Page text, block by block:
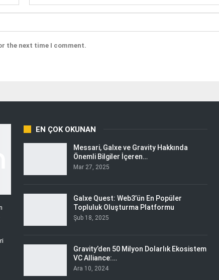
the next time I comment.
EN ÇOK OKUNAN
Messari, Galxe ve Gravity Hakkında
Önemli Bilgiler İçeren…
Mar 27, 2025
Galxe Quest: Web3’ün En Popüler
Topluluk Oluşturma Platformu
Şub 18, 2025
Gravity’den 50 Milyon Dolarlık Ekosistem
VC Alliance:…
Ara 10, 2024